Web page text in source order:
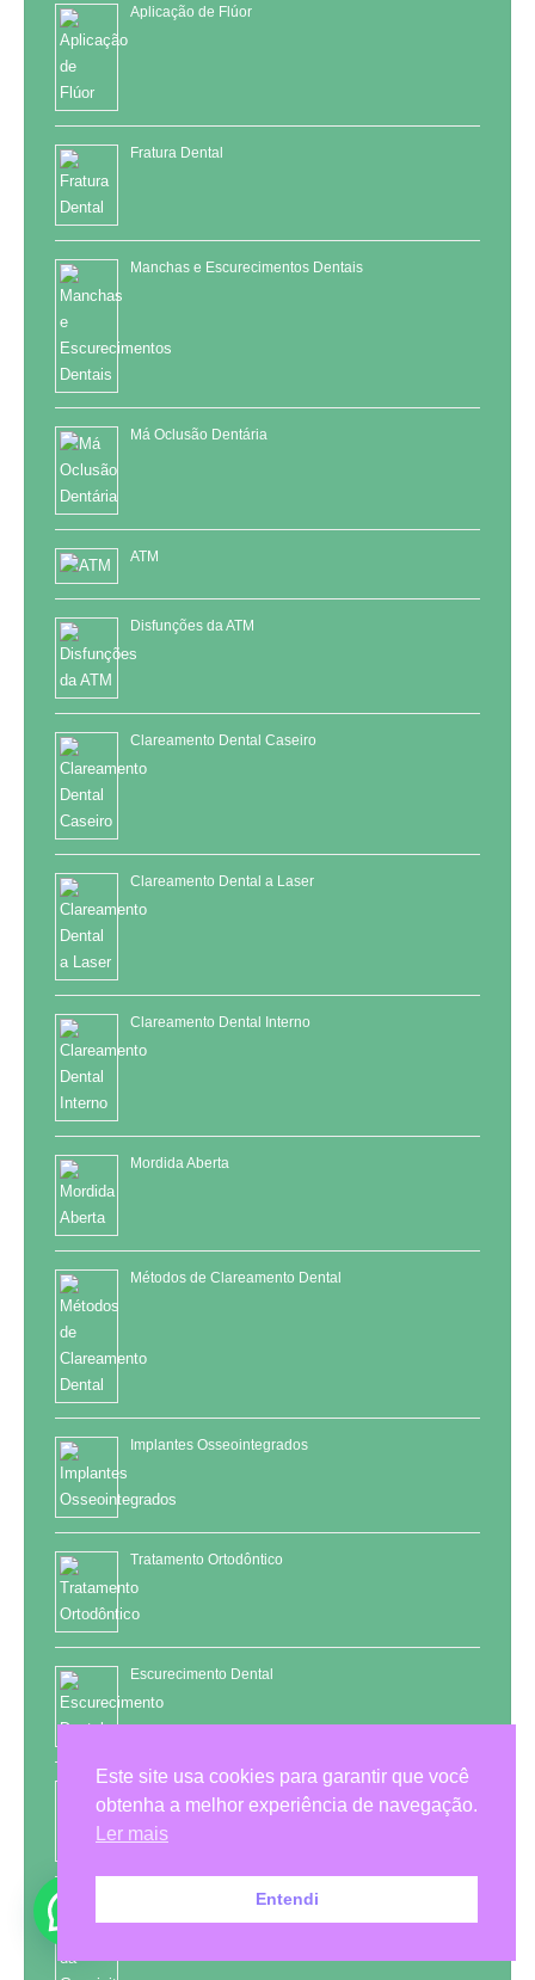
Aplicação de Flúor
Fratura Dental
Manchas e Escurecimentos Dentais
Má Oclusão Dentária
ATM
Disfunções da ATM
Clareamento Dental Caseiro
Clareamento Dental a Laser
Clareamento Dental Interno
Mordida Aberta
Métodos de Clareamento Dental
Implantes Osseointegrados
Tratamento Ortodôntico
Escurecimento Dental
Tratamento da Gengivite
Este site usa cookies para garantir que você
obtenha a melhor experiência de navegação.
Ler mais
Entendi